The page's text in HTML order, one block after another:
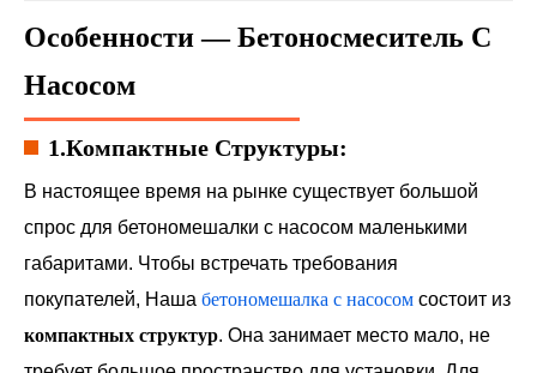
Особенности — Бетоносмеситель С
Насосом
1.Компактные Структуры:
В настоящее время на рынке существует большой
спрос для бетономешалки с насосом маленькими
габаритами. Чтобы встречать требования
покупателей, Наша бетономешалка с насосом состоит из
компактных структур. Она занимает место мало, не